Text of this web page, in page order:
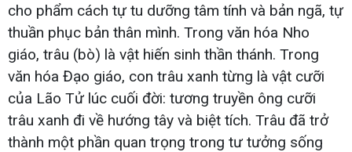
cho phẩm cách tự tu dưỡng tâm tính và bản ngã, tự
thuần phục bản thân mình. Trong văn hóa Nho
giáo, trâu (bò) là vật hiến sinh thần thánh. Trong
văn hóa Đạo giáo, con trâu xanh từng là vật cưỡi
của Lão Tử lúc cuối đời: tương truyền ông cưỡi
trâu xanh đi về hướng tây và biệt tích. Trâu đã trở
thành một phần quan trọng trong tư tưởng sống